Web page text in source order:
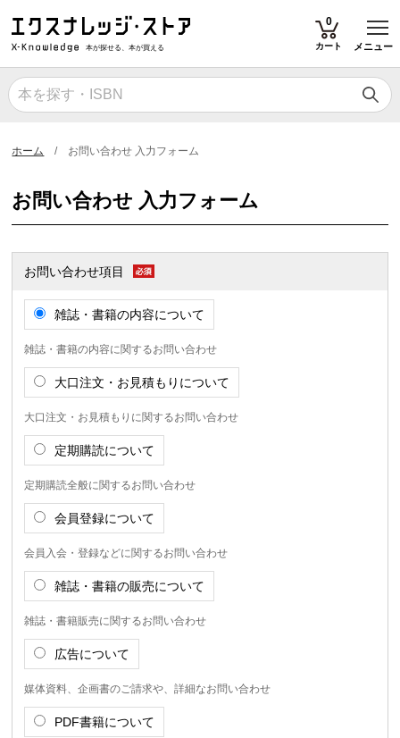
本が探せる、本が買える
0
カート メニュー
ホーム お問い合わせ 入力フォーム
お問い合わせ 入力フォーム
お問い合わせ項目
雑誌・書籍の内容について
雑誌・書籍の内容に関するお問い合わせ
大口注文・お見積もりについて
大口注文・お見積もりに関するお問い合わせ
定期購読について
定期購読全般に関するお問い合わせ
会員登録について
会員入会・登録などに関するお問い合わせ
雑誌・書籍の販売について
雑誌・書籍販売に関するお問い合わせ
広告について
媒体資料、企画書のご請求や、詳細なお問い合わせ
PDF書籍について